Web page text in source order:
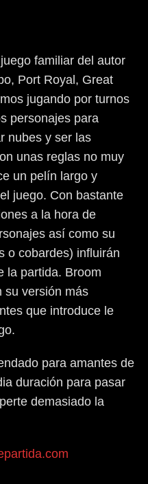
familiar del autor
Port Royal, Great
jugando por turnos
personajes para
nubes y ser las
unas reglas no muy
un pelín largo y
juego. Con bastante
a la hora de
así como su
o cobardes) influirán
la partida. Broom
su versión más
que introduce le
para amantes de
duración para pasar
demasiado la